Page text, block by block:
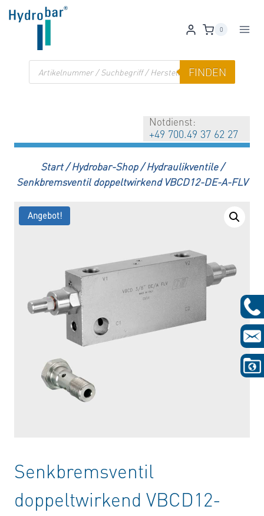
Zum
Inhalt
0
Products
search
FINDEN
Notdienst:
+49 700.49 37 62 27
Start /Hydrobar-Shop /Hydraulikventile /
Senkbremsventil doppeltwirkend VBCD12-DE-A-FLV
Angebot!
Senkbremsventil
doppeltwirkend VBCD12-